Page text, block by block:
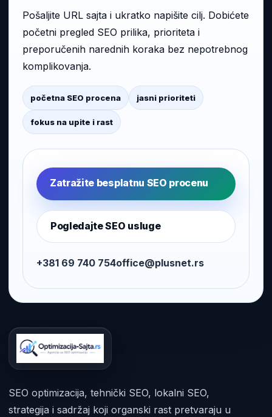
Pošaljite URL sajta i ukratko napišite cilj. Dobićete
početni pregled SEO prilika, prioriteta i
preporučenih narednih koraka bez nepotrebnog
komplikovanja.
početna SEO procena jasni prioriteti
fokus na upite i rast
Zatražite besplatnu SEO procenu
Pogledajte SEO usluge
+381 69 740 754office@plusnet.rs
SEO optimizacija, tehnički SEO, lokalni SEO,
strategija i sadržaj koji organski rast pretvaraju u